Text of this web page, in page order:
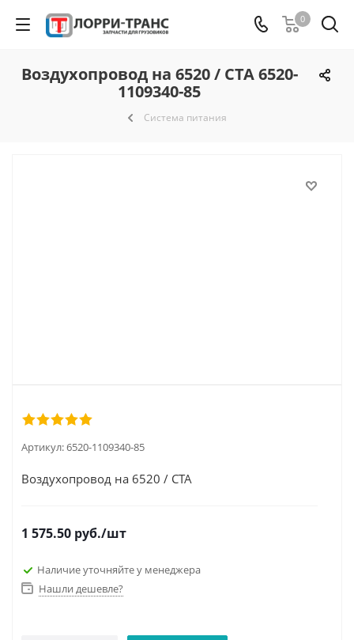
0
Воздухопровод на 6520 / СТА 6520-
1109340-85
Система питания
Артикул:6520-1109340-85
Воздухопровод на 6520 / СТА
1 575.50 руб./шт
Наличие уточняйте у менеджера
Нашли дешевле?